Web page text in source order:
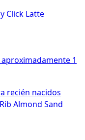
1
recién nacidos